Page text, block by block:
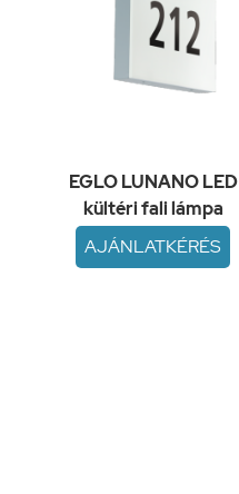
EGLO LUNANO LED
kültéri fali lámpa
AJÁNLATKÉRÉS